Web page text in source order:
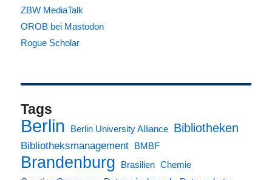
ZBW MediaTalk
OROB bei Mastodon
Rogue Scholar
Tags
Berlin Berlin University Alliance Bibliotheken
Bibliotheksmanagement BMBF
Brandenburg Brasilien Chemie